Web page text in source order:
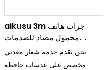
aikusu 3m جراب هاتف
محمول مضاد للصدمات
ومقاوم للسقوط من ألياف
الكربون جراب هاتف محمول
نحن نقدم خدمة شعار معدني
مخصص على عدسات حافظة